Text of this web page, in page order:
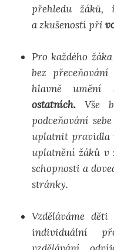
přehledu žáků,
a zkušeností při
Pro každého
bez
hlavně umění
ostatních. Vše
podceňování
uplatnit pravidla
uplatnění žáků v
schopnosti a
stránky.
Vzděláváme
individuální